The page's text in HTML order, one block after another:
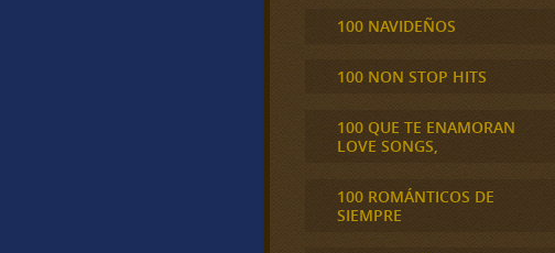
100 NAVIDEÑOS
100 NON STOP HITS
100 QUE TE ENAMORAN
LOVE SONGS,
100 ROMÁNTICOS DE
SIEMPRE